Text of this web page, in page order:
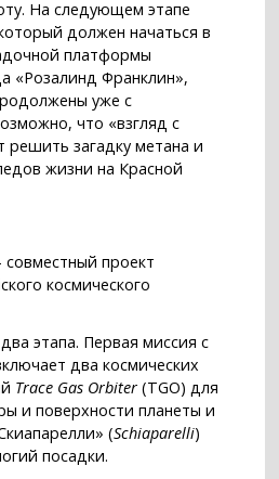
На следующем этапе
должен начаться в
платформы
«Розалинд Франклин»,
уже с
что «взгляд с
решить загадку метана и
жизни на Красной
проект
космического
этапа. Первая миссия с
два космических
Trace Gas Orbiter (TGO) для
и поверхности планеты и
(Schiaparelli)
посадки.